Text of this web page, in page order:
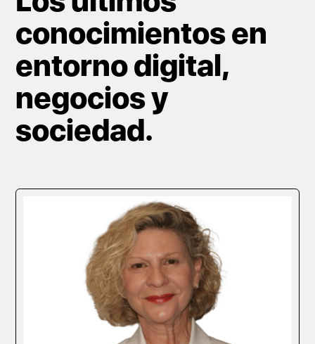
conocimientos en
entorno digital,
negocios y
sociedad.